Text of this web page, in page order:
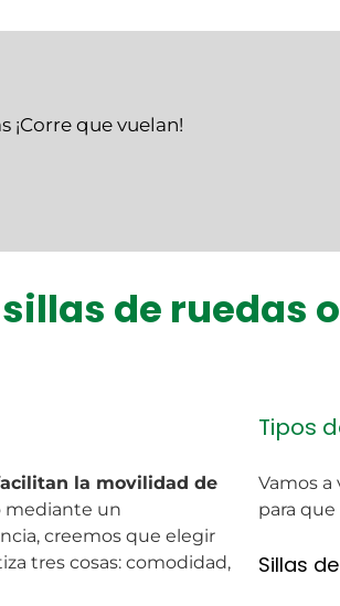
¡Corre que vuelan!
de ruedas
la movilidad de
mediante un
creemos que elegir
tres cosas: comodidad,
Tipos
Vamos
para
Sillas